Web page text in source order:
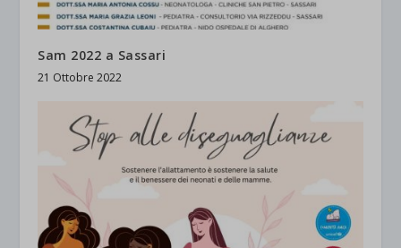
Sam 2022 a Sassari
21 Ottobre 2022